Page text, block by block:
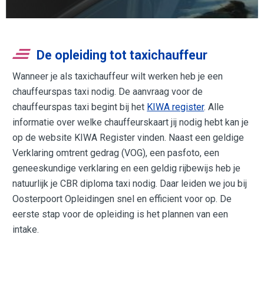
De opleiding tot taxichauffeur
Wanneer je als taxichauffeur wilt werken heb je een
chauffeurspas taxi nodig. De aanvraag voor de
chauffeurspas taxi begint bij het KIWA register. Alle
informatie over welke chauffeurskaart jij nodig hebt kan je
op de website KIWA Register vinden. Naast een geldige
Verklaring omtrent gedrag (VOG), een pasfoto, een
geneeskundige verklaring en een geldig rijbewijs heb je
natuurlijk je CBR diploma taxi nodig. Daar leiden we jou bij
Oosterpoort Opleidingen snel en efficient voor op. De
eerste stap voor de opleiding is het plannen van een
intake.